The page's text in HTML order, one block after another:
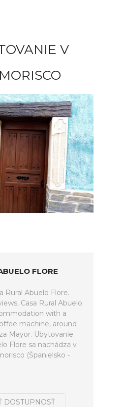
V
FLORE
Rural Abuelo Flore.
Casa Rural Abuelo
with a
machine, around
Mayor. Ubytovanie
Flore sa nachádza v
(Španielsko -
DOSTUPNOSŤ